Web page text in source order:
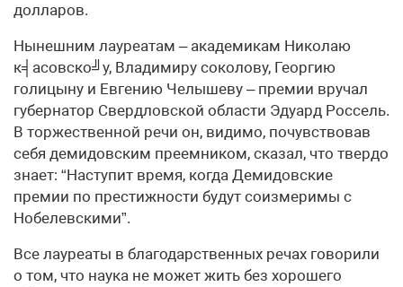
долларов.
Нынешним лауреатам – академикам Николаю
к╡асовско╝у, Владимиру соколову, Георгию
голицыну и Евгению Челышеву – премии вручал
губернатор Свердловской области Эдуард Россель.
В торжественной речи он, видимо, почувствовав
себя демидовским преемником, сказал, что твердо
знает: “Наступит время, когда Демидовские
премии по престижности будут соизмеримы с
Нобелевскими”.
Все лауреаты в благодарственных речах говорили
о том, что наука не может жить без хорошего